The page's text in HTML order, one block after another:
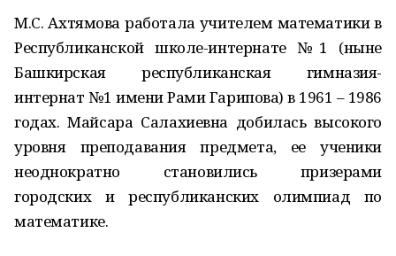
М.С. Ахтямова работала учителем математики в
Республиканской школе-интернате №1 (ныне
Башкирская республиканская гимназия-
интернат №1 имени Рами Гарипова) в 1961 – 1986
годах. Майсара Салахиевна добилась высокого
уровня преподавания предмета, ее ученики
неоднократно становились призерами
городских и республиканских олимпиад по
математике.